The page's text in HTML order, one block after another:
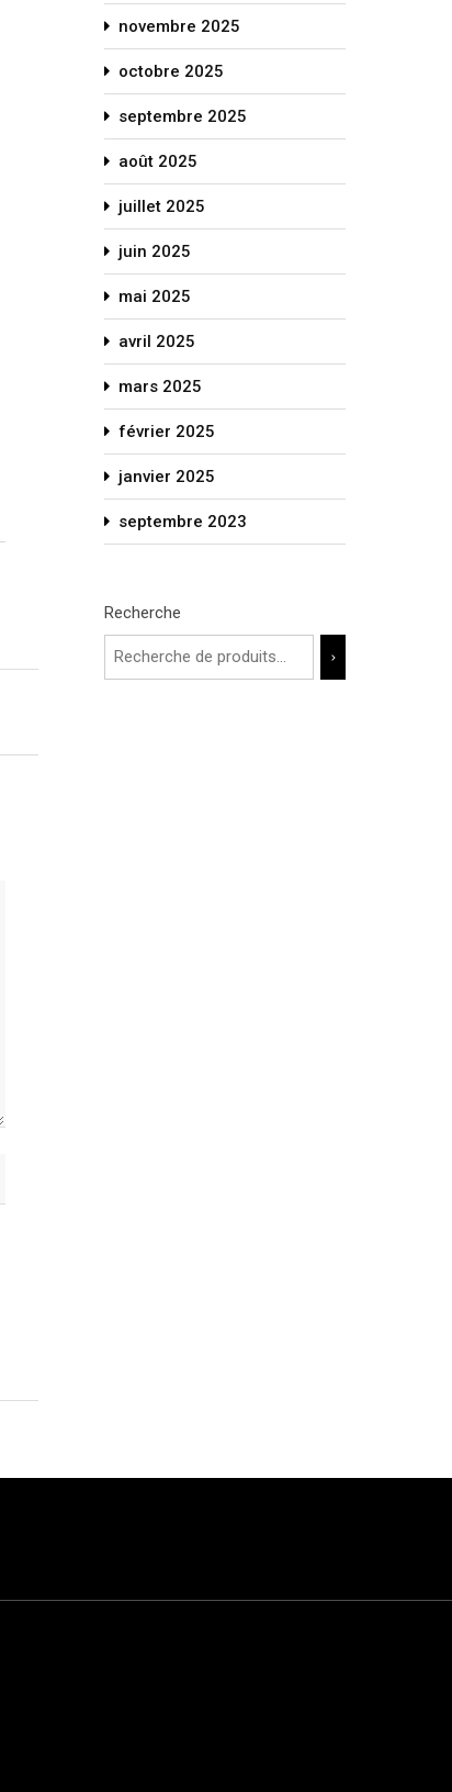
novembre 2025
octobre 2025
septembre 2025
août 2025
juillet 2025
juin 2025
mai 2025
avril 2025
mars 2025
février 2025
janvier 2025
septembre 2023
Recherche